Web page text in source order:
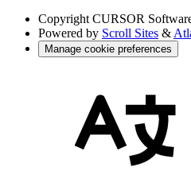
Copyright CURSOR
Powered by Scroll Sites &
Manage cookie preferences